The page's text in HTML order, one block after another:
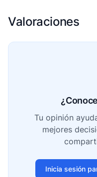
Valoraciones
Tu opinión
mejores
Inicia sesión